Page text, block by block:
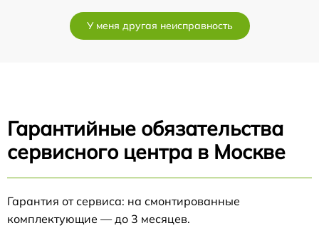
У меня другая неисправность
Гарантийные обязательства
сервисного центра в Москве
Гарантия от сервиса: на смонтированные
комплектующие — до 3 месяцев.